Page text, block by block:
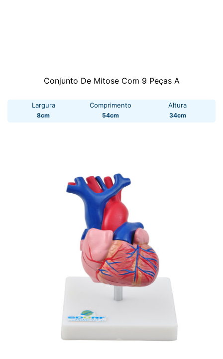
Conjunto De Mitose Com 9 Peças A
Largura
8cm
Comprimento
54cm
Altura
34cm